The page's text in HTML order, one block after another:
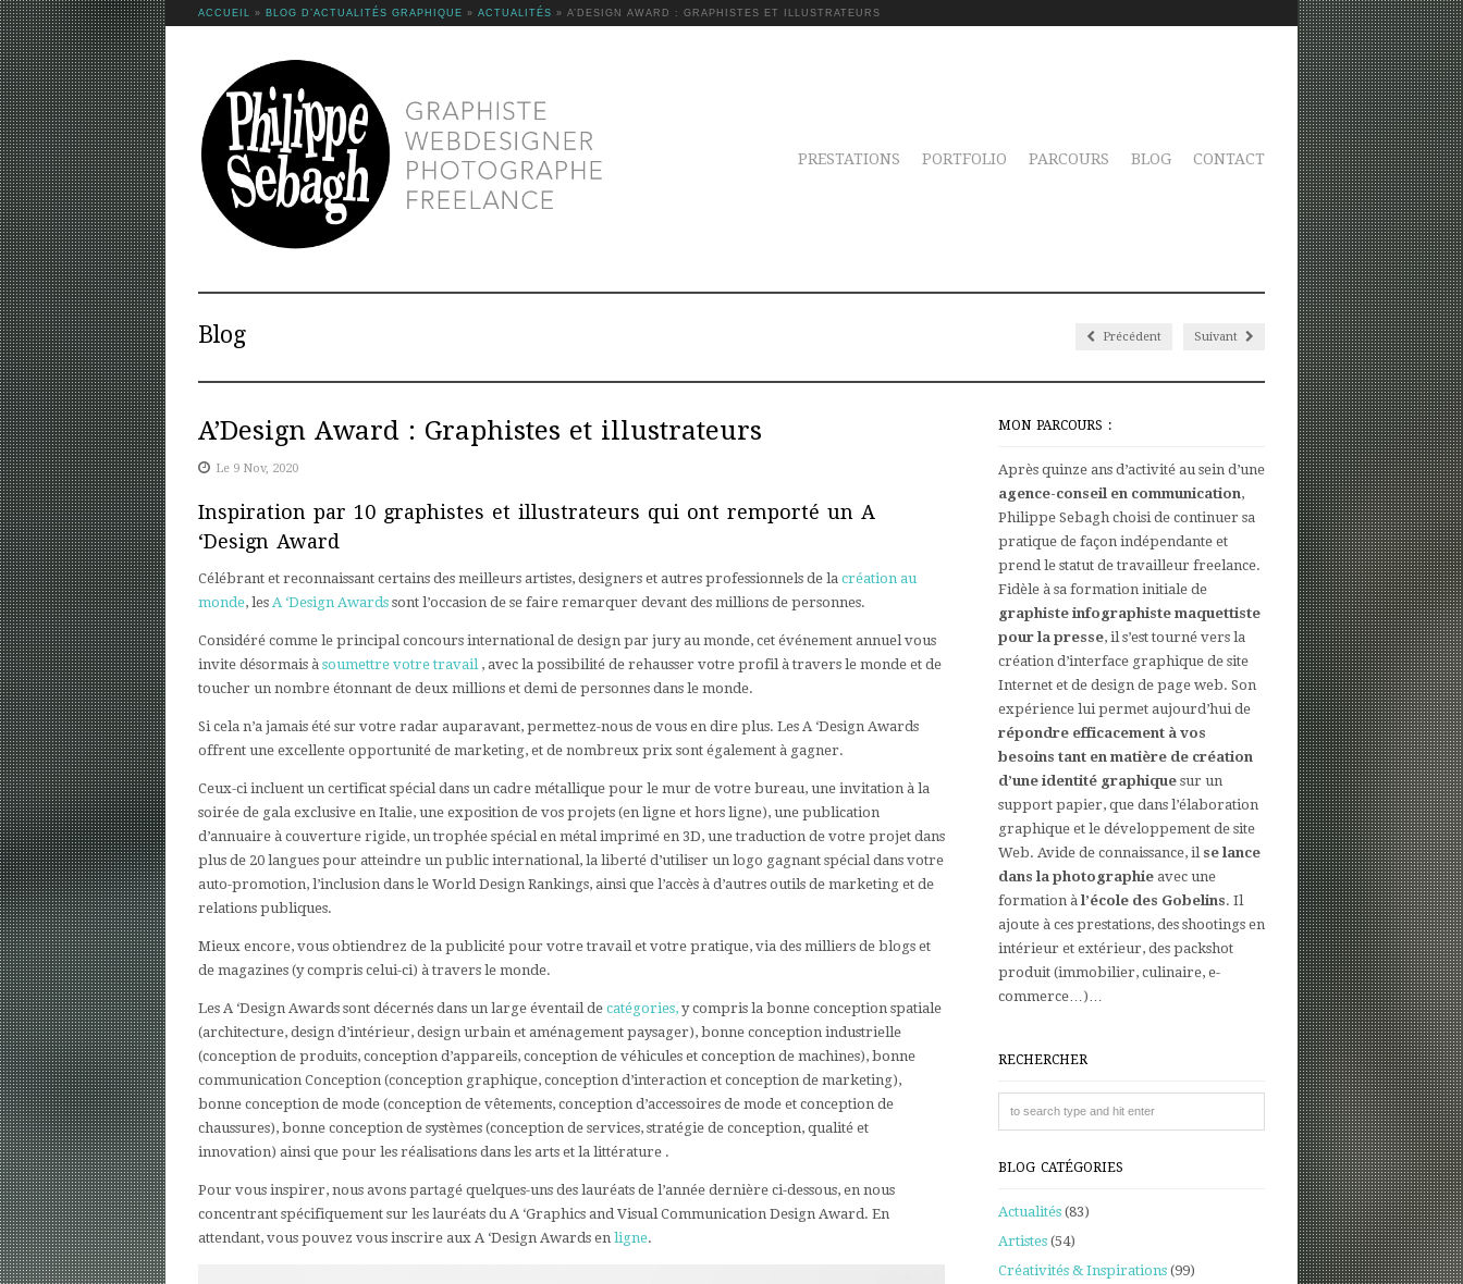
ACCUEIL » BLOG D’ACTUALITÉS GRAPHIQUE » ACTUALITÉS » A’DESIGN AWARD : GRAPHISTES ET ILLUSTRATEURS
PRESTATIONS PORTFOLIO PARCOURS BLOG CONTACT
Blog Précédent Suivant
A’Design Award : Graphistes et illustrateurs
Le 9 Nov, 2020
Inspiration par 10 graphistes et illustrateurs qui ont remporté un A
‘Design Award
Célébrant et reconnaissant certains des meilleurs artistes, designers et autres professionnels de la création au
monde, les A ‘Design Awards sont l’occasion de se faire remarquer devant des millions de personnes.
Considéré comme le principal concours international de design par jury au monde, cet événement annuel vous
invite désormais à soumettre votre travail , avec la possibilité de rehausser votre profil à travers le monde et de
toucher un nombre étonnant de deux millions et demi de personnes dans le monde.
Si cela n’a jamais été sur votre radar auparavant, permettez-nous de vous en dire plus. Les A ‘Design Awards
offrent une excellente opportunité de marketing, et de nombreux prix sont également à gagner.
Ceux-ci incluent un certificat spécial dans un cadre métallique pour le mur de votre bureau, une invitation à la
soirée de gala exclusive en Italie, une exposition de vos projets (en ligne et hors ligne), une publication
d’annuaire à couverture rigide, un trophée spécial en métal imprimé en 3D, une traduction de votre projet dans
plus de 20 langues pour atteindre un public international, la liberté d’utiliser un logo gagnant spécial dans votre
auto-promotion, l’inclusion dans le World Design Rankings, ainsi que l’accès à d’autres outils de marketing et de
relations publiques.
Mieux encore, vous obtiendrez de la publicité pour votre travail et votre pratique, via des milliers de blogs et
de magazines (y compris celui-ci) à travers le monde.
Les A ‘Design Awards sont décernés dans un large éventail de catégories, y compris la bonne conception spatiale
(architecture, design d’intérieur, design urbain et aménagement paysager), bonne conception industrielle
(conception de produits, conception d’appareils, conception de véhicules et conception de machines), bonne
communication Conception (conception graphique, conception d’interaction et conception de marketing),
bonne conception de mode (conception de vêtements, conception d’accessoires de mode et conception de
chaussures), bonne conception de systèmes (conception de services, stratégie de conception, qualité et
innovation) ainsi que pour les réalisations dans les arts et la littérature .
Pour vous inspirer, nous avons partagé quelques-uns des lauréats de l’année dernière ci-dessous, en nous
concentrant spécifiquement sur les lauréats du A ‘Graphics and Visual Communication Design Award. En
attendant, vous pouvez vous inscrire aux A ‘Design Awards en ligne.
MON PARCOURS :
Après quinze ans d’activité au sein d’une
agence-conseil en communication,
Philippe Sebagh choisi de continuer sa
pratique de façon indépendante et
prend le statut de travailleur freelance.
Fidèle à sa formation initiale de
graphiste infographiste maquettiste
pour la presse, il s’est tourné vers la
création d’interface graphique de site
Internet et de design de page web. Son
expérience lui permet aujourd’hui de
répondre efficacement à vos
besoins tant en matière de création
d’une identité graphique sur un
support papier, que dans l’élaboration
graphique et le développement de site
Web. Avide de connaissance, il se lance
dans la photographie avec une
formation à l’école des Gobelins. Il
ajoute à ces prestations, des shootings en
intérieur et extérieur, des packshot
produit (immobilier, culinaire, e-
commerce…)…
RECHERCHER
BLOG CATÉGORIES
Actualités (83)
Artistes (54)
Créativités & Inspirations (99)